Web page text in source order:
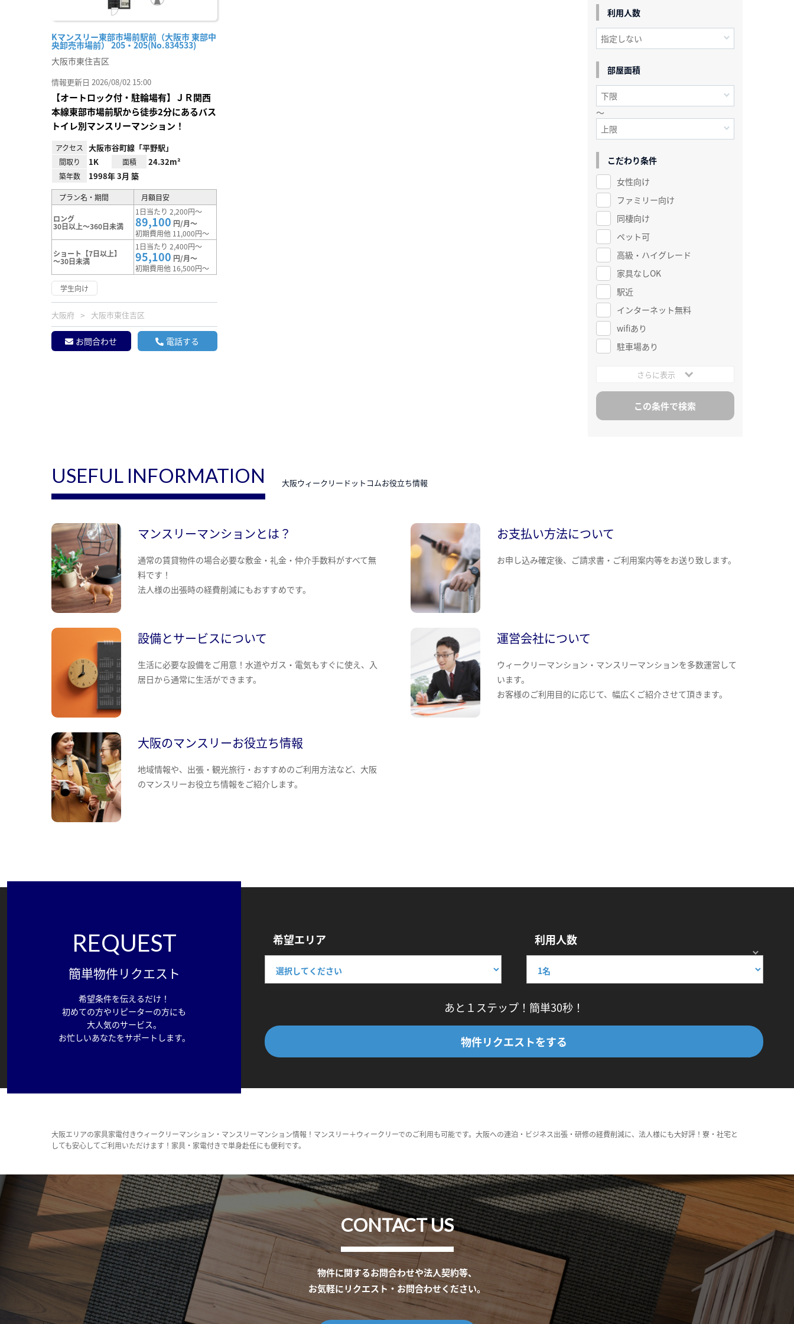
Kマンスリー東部市場前駅前（大阪市 東部中
央卸売市場前） 205・205(No.834533)
大阪市東住吉区
情報更新日 2026/08/02 15:00
【オートロック付・駐輪場有】ＪＲ関西
本線東部市場前駅から徒歩2分にあるバス
トイレ別マンスリーマンション！
アクセス 大阪市谷町線「平野駅」
間取り 1K 面積 24.32m²
築年数 1998年 3月 築
プラン名・期間 月額目安
ロング
30日以上～360日未満
1日当たり 2,200円～
89,100 円/月～
初期費用他 11,000円～
ショート【7日以上】
～30日未満
1日当たり 2,400円～
95,100 円/月～
初期費用他 16,500円～
学生向け
大阪府 大阪市東住吉区
お問合わせ 電話する
利用人数
部屋面積
～
こだわり条件
女性向け
ファミリー向け
同棲向け
ペット可
高級・ハイグレード
家具なしOK
駅近
インターネット無料
wifiあり
駐車場あり
さらに表示
USEFUL INFORMATION 大阪ウィークリードットコムお役立ち情報
マンスリーマンションとは？
通常の賃貸物件の場合必要な敷金・礼金・仲介手数料がすべて無
料です！
法人様の出張時の経費削減にもおすすめです。
お支払い方法について
お申し込み確定後、ご請求書・ご利用案内等をお送り致します。
設備とサービスについて
生活に必要な設備をご用意！水道やガス・電気もすぐに使え、入
居日から通常に生活ができます。
運営会社について
ウィークリーマンション・マンスリーマンションを多数運営して
います。
お客様のご利用目的に応じて、幅広くご紹介させて頂きます。
大阪のマンスリーお役立ち情報
地域情報や、出張・観光旅行・おすすめのご利用方法など、大阪
のマンスリーお役立ち情報をご紹介します。
REQUEST
簡単物件リクエスト
希望条件を伝えるだけ！
初めての方やリピーターの方にも
大人気のサービス。
お忙しいあなたをサポートします。
希望エリア 利用人数
あと１ステップ！簡単30秒！
物件リクエストをする
大阪エリアの家具家電付きウィークリーマンション・マンスリーマンション情報！マンスリー＋ウィークリーでのご利用も可能です。大阪への連泊・ビジネス出張・研修の経費削減に、法人様にも大好評！寮・社宅と
しても安心してご利用いただけます！家具・家電付きで単身赴任にも便利です。
CONTACT US
物件に関するお問合わせや法人契約等、
お気軽にリクエスト・お問合わせください。